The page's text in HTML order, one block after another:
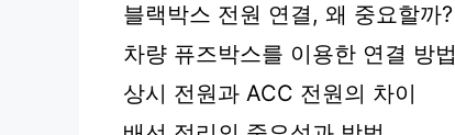
블랙박스 전원 연결, 왜 중요할까?
차량 퓨즈박스를 이용한 연결 방법
상시 전원과 ACC 전원의 차이